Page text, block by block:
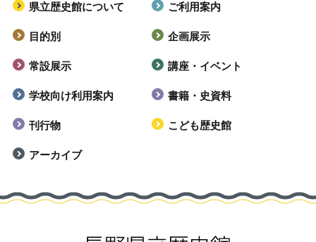
県立歴史館について ご利用案内
目的別 企画展示
常設展示 講座・イベント
学校向け利用案内 書籍・史資料
刊行物 こども歴史館
アーカイブ